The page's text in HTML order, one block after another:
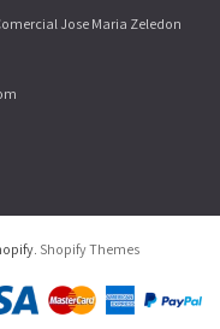
Jose Maria Zeledon
Shopify Themes